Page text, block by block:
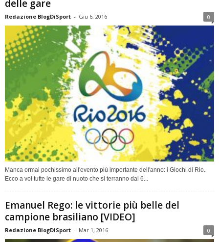
delle gare
Redazione BlogDiSport - Giu 6, 2016 0
Manca ormai pochissimo all'evento più importante dell'anno: i Giochi di Rio.
Ecco a voi tutte le gare di nuoto che si terranno dal 6...
Emanuel Rego: le vittorie più belle del
campione brasiliano [VIDEO]
Redazione BlogDiSport - Mar 1, 2016 0